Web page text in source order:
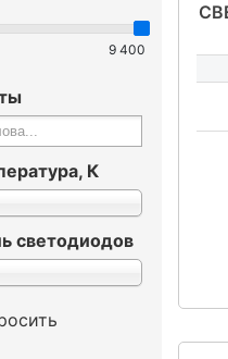
9 400
К
светодиодов